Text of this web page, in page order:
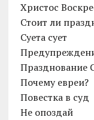
Христос
Cтоит ли
Суета сует
Празднование
Почему евреи?
Повестка в суд
Не опоздай